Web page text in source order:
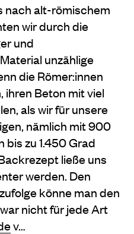
nach alt-römischem
wir durch die
und
unzählige
die Römer:innen
Beton mit viel
als wir für unsere
nämlich mit 900
zu 1.450 Grad
ließe uns
werden. Den
könne man den
nicht für jede Art
v…